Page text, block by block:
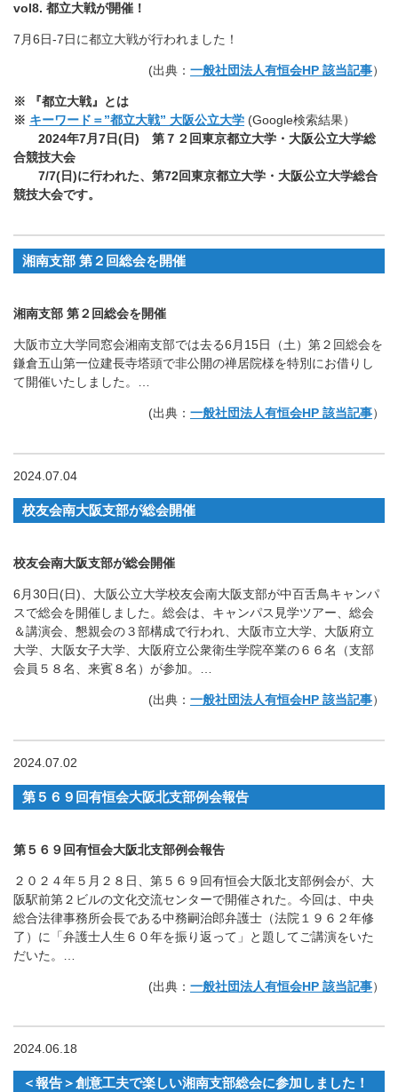
vol8. 都立大戦が開催！
7月6日-7日に都立大戦が行われました！
(出典： 一般社団法人有恒会HP 該当記事）
※
『都立大戦』とは
※ キーワード＝”都立大戦” 大阪公立大学 (Google検索結果）
2024年7月7日(日) 第７２回東京都立大学・大阪公立大学総
合競技大会
7/7(日)に行われた、第72回東京都立大学・大阪公立大学総合
競技大会です。
湘南支部 第２回総会を開催
湘南支部 第２回総会を開催
大阪市立大学同窓会湘南支部では去る6月15日（土）第２回総会を
鎌倉五山第一位建長寺塔頭で非公開の禅居院様を特別にお借りし
て開催いたしました。…
(出典： 一般社団法人有恒会HP 該当記事）
2024.07.04
校友会南大阪支部が総会開催
校友会南大阪支部が総会開催
6月30日(日)、大阪公立大学校友会南大阪支部が中百舌鳥キャンパ
スで総会を開催しました。総会は、キャンパス見学ツアー、総会
＆講演会、懇親会の３部構成で行われ、大阪市立大学、大阪府立
大学、大阪女子大学、大阪府立公衆衛生学院卒業の６６名（支部
会員５８名、来賓８名）が参加。…
(出典： 一般社団法人有恒会HP 該当記事）
2024.07.02
第５６９回有恒会大阪北支部例会報告
第５６９回有恒会大阪北支部例会報告
２０２４年５月２８日、第５６９回有恒会大阪北支部例会が、大
阪駅前第２ビルの文化交流センターで開催された。今回は、中央
総合法律事務所会長である中務嗣治郎弁護士（法院１９６２年修
了）に「弁護士人生６０年を振り返って」と題してご講演をいた
だいた。…
(出典： 一般社団法人有恒会HP 該当記事）
2024.06.18
＜報告＞創意工夫で楽しい湘南支部総会に参加しました！